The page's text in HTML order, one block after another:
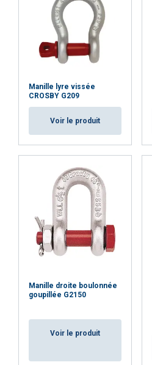
Manille lyre vissée
CROSBY G209
Voir le produit
Manille droite boulonnée
goupillée G2150
Voir le produit